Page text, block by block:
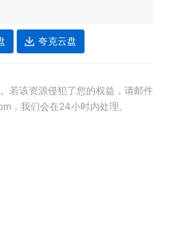
夸克云盘
若该资源侵犯了您的权益，请邮件
，我们会在24小时内处理。